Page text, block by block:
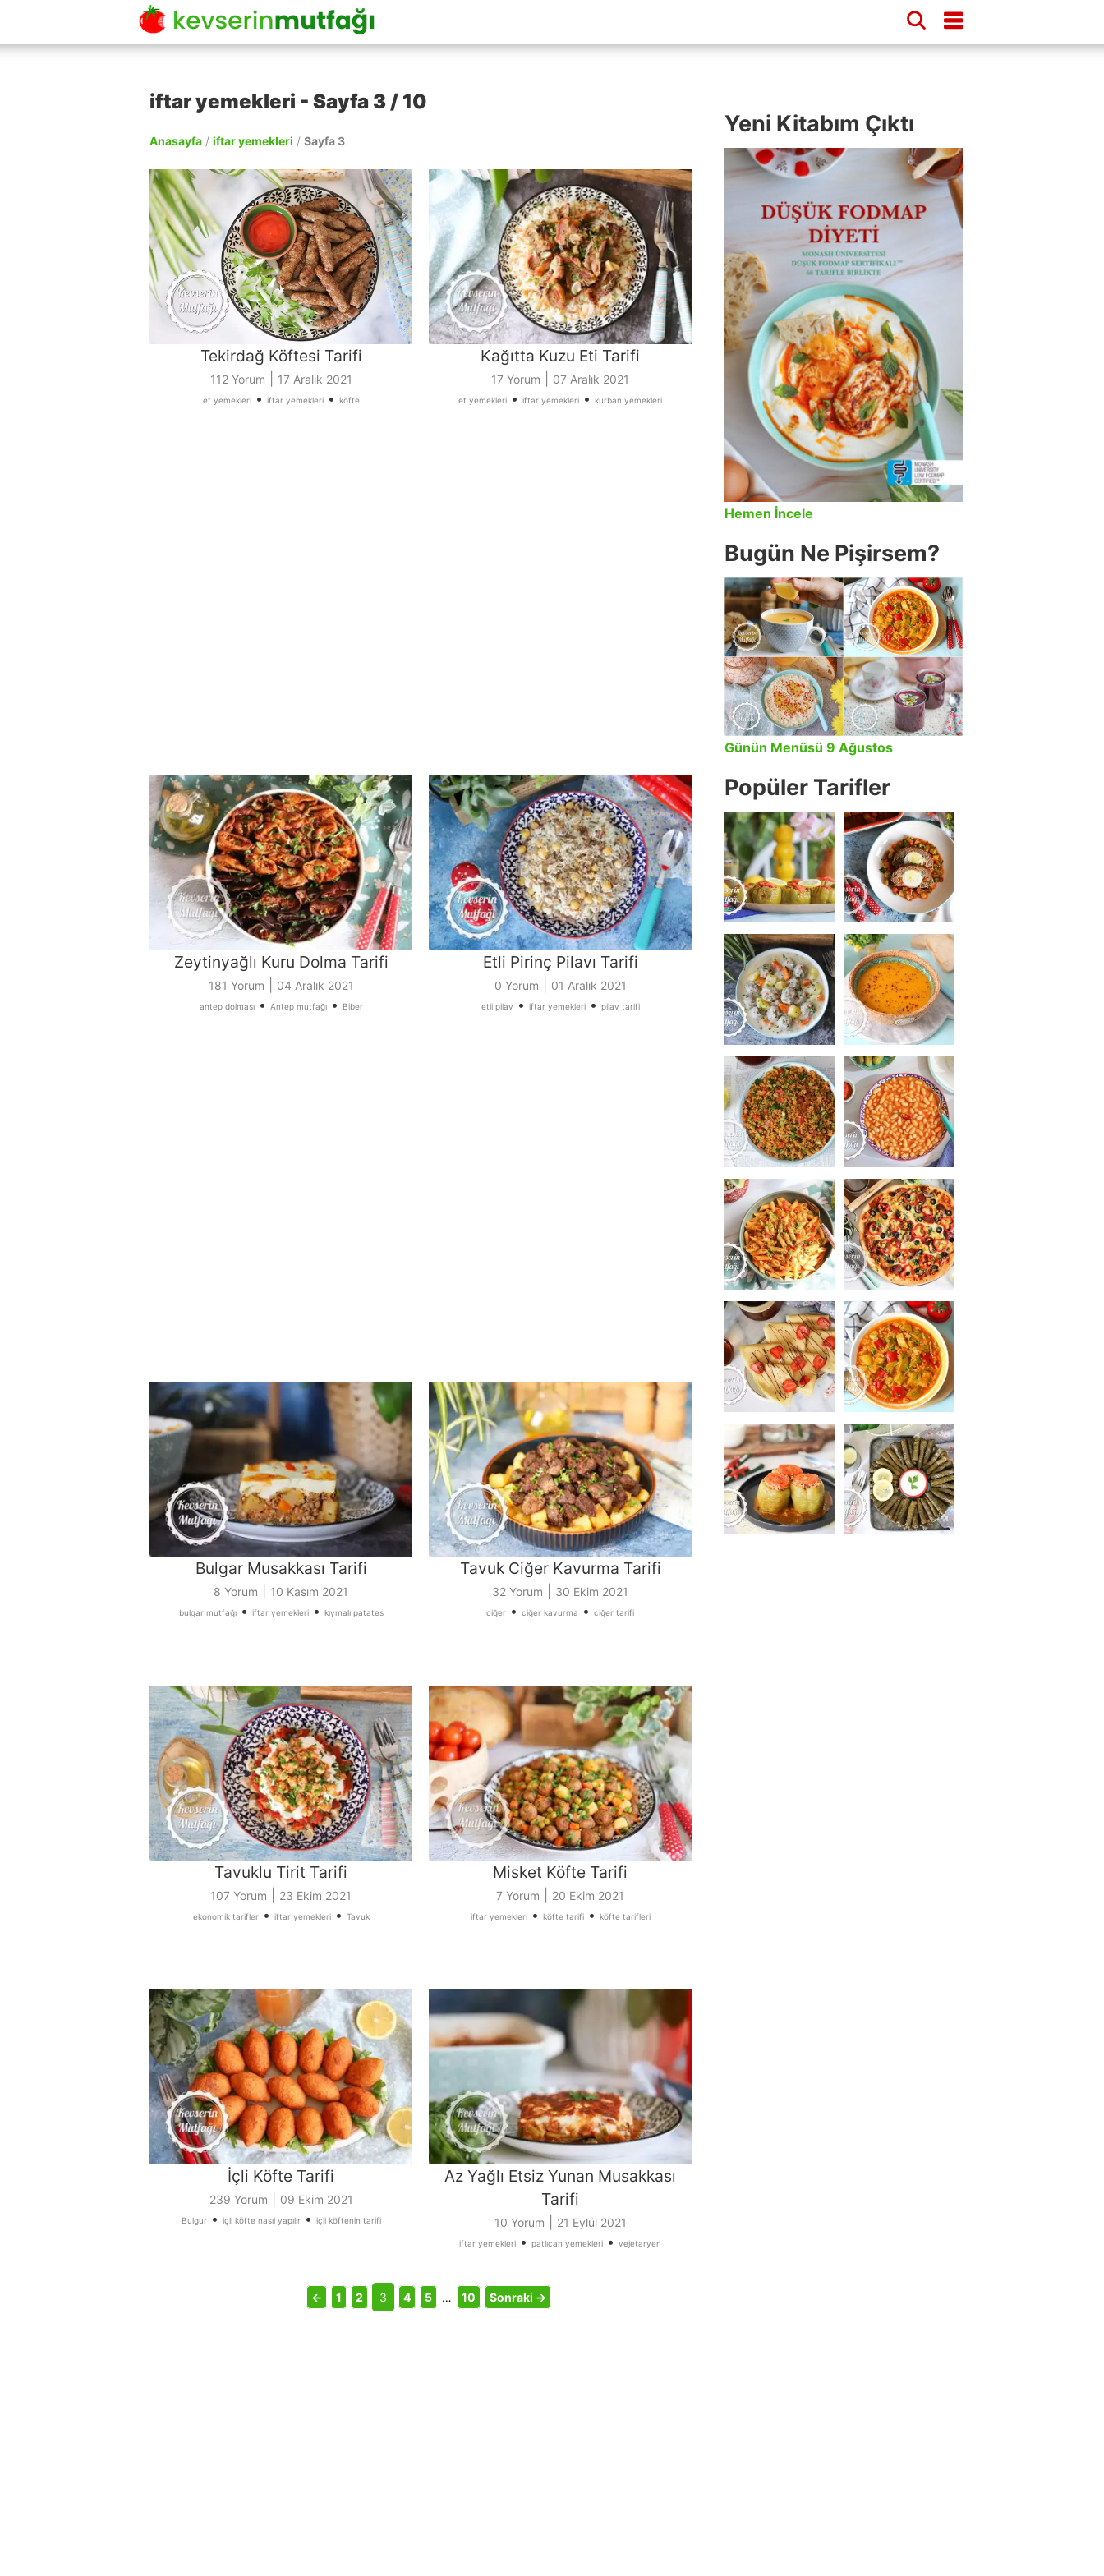
iftar yemekleri - Sayfa 3 / 10
Anasayfa / iftar yemekleri / Sayfa 3
Tekirdağ Köftesi Tarifi
112 Yorum 17 Aralık 2021
et yemekleri• iftar yemekleri• köfte
Kağıtta Kuzu Eti Tarifi
17 Yorum 07 Aralık 2021
et yemekleri • iftar yemekleri • kurban yemekleri
Zeytinyağlı Kuru Dolma Tarifi
181 Yorum 04 Aralık 2021
antep dolması• Antep mutfağı• Biber
Etli Pirinç Pilavı Tarifi
0 Yorum 01 Aralık 2021
etli pilav • iftar yemekleri• pilav tarifi
Bulgar Musakkası Tarifi
8 Yorum 10 Kasım 2021
bulgar mutfağı• iftar yemekleri• kıymalı patates
Tavuk Ciğer Kavurma Tarifi
32 Yorum 30 Ekim 2021
ciğer • ciğer kavurma • ciğer tarifi
Tavuklu Tirit Tarifi
107 Yorum 23 Ekim 2021
ekonomik tarifler• iftar yemekleri• Tavuk
Misket Köfte Tarifi
7 Yorum 20 Ekim 2021
iftar yemekleri• köfte tarifi• köfte tarifleri
İçli Köfte Tarifi
239 Yorum 09 Ekim 2021
Bulgur• içli köfte nasıl yapılır• içli köftenin tarifi
Az Yağlı Etsiz Yunan Musakkası
Tarifi
10 Yorum 21 Eylül 2021
iftar yemekleri • patlıcan yemekleri • vejetaryen
← 1 2 3 4 5 … 10 Sonraki →
Yeni Kitabım Çıktı
Hemen İncele
Bugün Ne Pişirsem?
Günün Menüsü 9 Ağustos
Popüler Tarifler